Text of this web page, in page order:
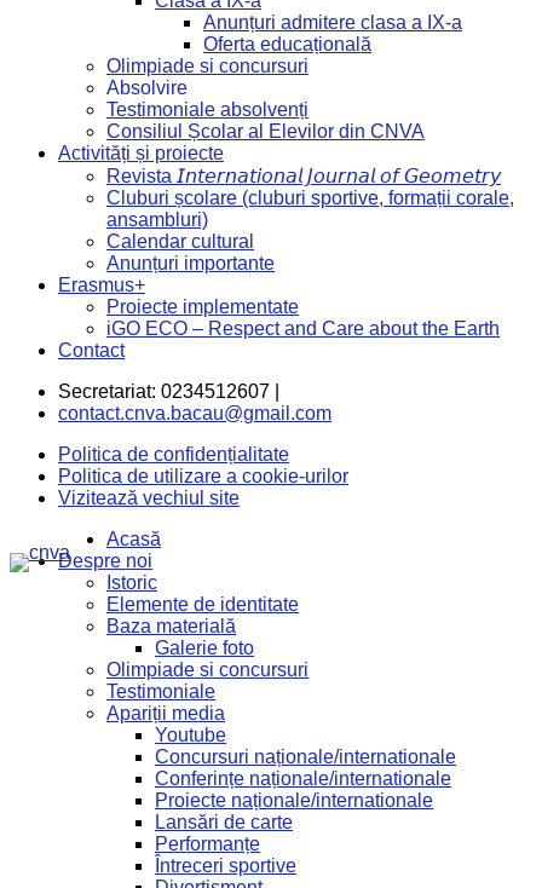
Anunțuri admitere clasa a IX-a
Oferta educațională
Olimpiade si concursuri
Absolvire
Testimoniale absolvenți
Consiliul Școlar al Elevilor din CNVA
Activități și proiecte
Revista 𝘐𝘯𝘵𝘦𝘳𝘯𝘢𝘵𝘪𝘰𝘯𝘢𝘭 𝘑𝘰𝘶𝘳𝘯𝘢𝘭 𝘰𝘧 𝘎𝘦𝘰𝘮𝘦𝘵𝘳𝘺
Cluburi școlare (cluburi sportive, formații corale,
ansambluri)
Calendar cultural
Anunțuri importante
Erasmus+
Proiecte implementate
iGO ECO – Respect and Care about the Earth
Contact
Secretariat: 0234512607 |
contact.cnva.bacau@gmail.com
Politica de confidențialitate
Politica de utilizare a cookie-urilor
Vizitează vechiul site
Acasă
Despre noi
Istoric
Elemente de identitate
Baza materială
Galerie foto
Olimpiade si concursuri
Testimoniale
Apariții media
Youtube
Concursuri naționale/internationale
Conferințe naționale/internationale
Proiecte naționale/internationale
Lansări de carte
Performanțe
Întreceri sportive